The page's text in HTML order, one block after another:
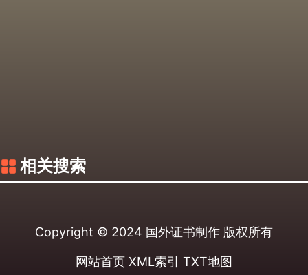
相关搜索
Copyright © 2024 国外证书制作 版权所有
网站首页 XML索引 TXT地图